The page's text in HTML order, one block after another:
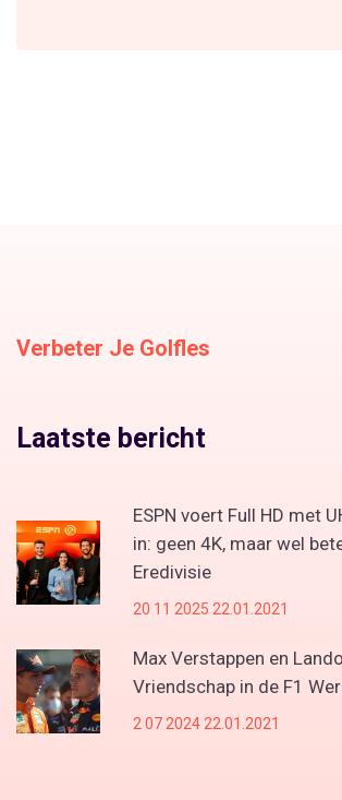
Verbeter Je Golfles
Laatste bericht
ESPN voert Full HD met
in: geen 4K, maar wel
Eredivisie
20 11 2025 22.01.2021
Max Verstappen en
Vriendschap in de F1
2 07 2024 22.01.2021